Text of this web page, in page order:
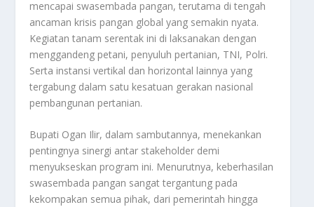
mencapai swasembada pangan, terutama di tengah
ancaman krisis pangan global yang semakin nyata.
Kegiatan tanam serentak ini di laksanakan dengan
menggandeng petani, penyuluh pertanian, TNI, Polri.
Serta instansi vertikal dan horizontal lainnya yang
tergabung dalam satu kesatuan gerakan nasional
pembangunan pertanian.
Bupati Ogan Ilir, dalam sambutannya, menekankan
pentingnya sinergi antar stakeholder demi
menyukseskan program ini. Menurutnya, keberhasilan
swasembada pangan sangat tergantung pada
kekompakan semua pihak, dari pemerintah hingga